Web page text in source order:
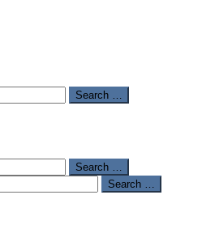
Search …
Search …
Search …